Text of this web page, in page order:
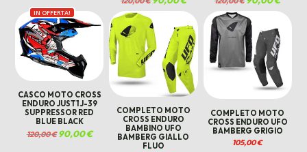
prezzo
originale
era:
120,00 €.
prezzo
attuale
90,00 €.
prezzo
originale
era:
120,00 €.
prezzo
attuale
90,00
IN OFFERTA!
CASCO MOTO CROSS
ENDURO JUST1 J-39
SUPPRESSOR RED
BLUE BLACK
120,00€Il
prezzo
90,00€Il
prezzo
COMPLETO MOTO
CROSS ENDURO
BAMBINO UFO
BAMBERG GIALLO
FLUO
COMPLETO MOTO
CROSS ENDURO UFO
BAMBERG GRIGIO
105,00€